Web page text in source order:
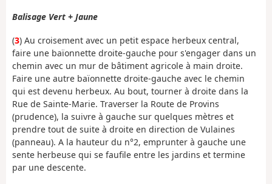
Balisage Vert + Jaune
(3) Au croisement avec un petit espace herbeux central,
faire une baïonnette droite-gauche pour s'engager dans un
chemin avec un mur de bâtiment agricole à main droite.
Faire une autre baïonnette droite-gauche avec le chemin
qui est devenu herbeux. Au bout, tourner à droite dans la
Rue de Sainte-Marie. Traverser la Route de Provins
(prudence), la suivre à gauche sur quelques mètres et
prendre tout de suite à droite en direction de Vulaines
(panneau). A la hauteur du n°2, emprunter à gauche une
sente herbeuse qui se faufile entre les jardins et termine
par une descente.